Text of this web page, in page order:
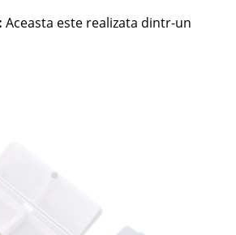
Aceasta este realizata dintr-un